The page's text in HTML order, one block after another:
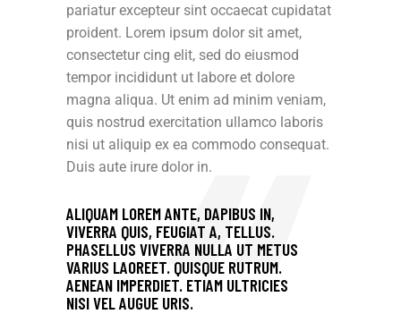
pariatur excepteur sint occaecat cupidatat
proident. Lorem ipsum dolor sit amet,
consectetur cing elit, sed do eiusmod
tempor incididunt ut labore et dolore
magna aliqua. Ut enim ad minim veniam,
quis nostrud exercitation ullamco laboris
nisi ut aliquip ex ea commodo consequat.
Duis aute irure dolor in.
ALIQUAM LOREM ANTE, DAPIBUS IN,
VIVERRA QUIS, FEUGIAT A, TELLUS.
PHASELLUS VIVERRA NULLA UT METUS
VARIUS LAOREET. QUISQUE RUTRUM.
AENEAN IMPERDIET. ETIAM ULTRICIES
NISI VEL AUGUE URIS.